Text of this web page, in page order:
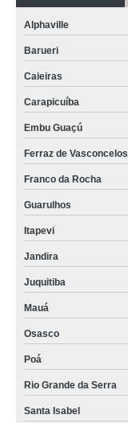
Alphaville
Barueri
Caieiras
Carapicuíba
Embu Guaçú
Ferraz de Vasconcelos
Franco da Rocha
Guarulhos
Itapevi
Jandira
Juquitiba
Mauá
Osasco
Poá
Rio Grande da Serra
Santa Isabel